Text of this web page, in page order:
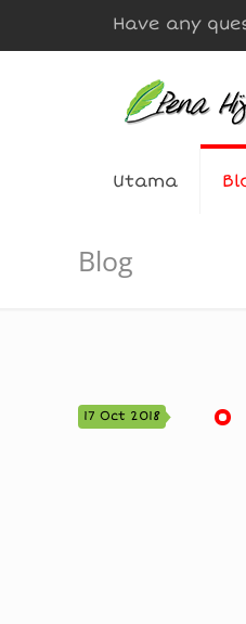
Have any
Utama
Blog
17 Oct 2018